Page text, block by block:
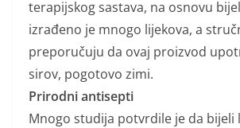
terapijskog sastava, na osnovu
izrađeno je mnogo lijekova, a
preporučuju da ovaj proizvod
sirov, pogotovo zimi.
Prirodni antisepti
Mnogo studija potvrdile je da bijeli